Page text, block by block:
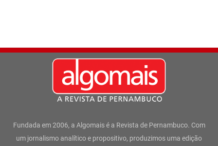
Fundada em 2006, a Algomais é a Revista de Pernambuco. Com
um jornalismo analítico e propositivo, produzimos uma edição